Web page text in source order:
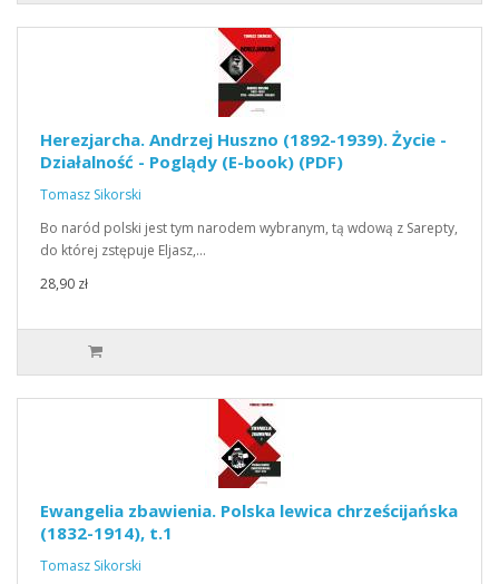
Herezjarcha. Andrzej Huszno (1892-1939). Życie -
Działalność - Poglądy (E-book) (PDF)
Tomasz Sikorski
Bo naród polski jest tym narodem wybranym, tą wdową z Sarepty,
do której zstępuje Eljasz,…
28,90 zł
Ewangelia zbawienia. Polska lewica chrześcijańska
(1832-1914), t.1
Tomasz Sikorski